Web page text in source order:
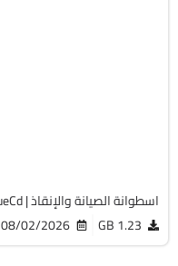
اسطوانة الصيانة والإنقاذ | SystemRescueCd
1.23 GB
08/02/2026